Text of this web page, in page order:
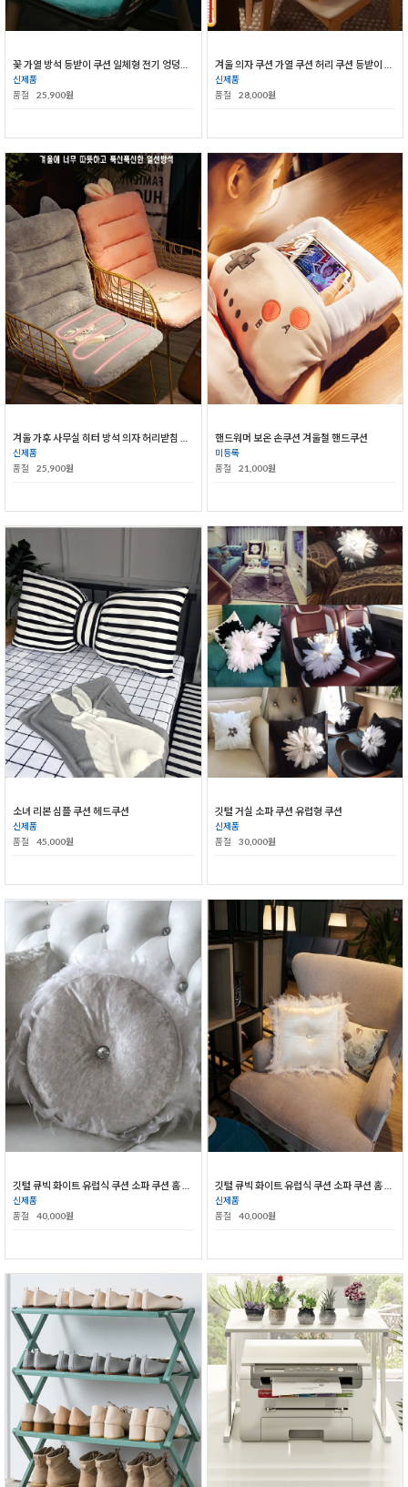
신제품
품절
25,900원
신제품
품절
28,000원
신제품
품절
25,900원
핸드워머 보온 손쿠션 겨울철 핸드쿠션
미등록
품절
21,000원
소녀 리본 심플 쿠션 헤드쿠션
신제품
품절
45,000원
깃털 거실 소파 쿠션 유럽형 쿠션
신제품
품절
30,000원
신제품
품절
40,000원
신제품
품절
40,000원